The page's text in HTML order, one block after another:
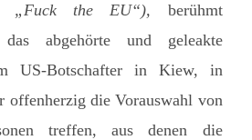
„Fuck the EU“), berühmt
abgehörte und geleakte
US-Botschafter in Kiew, in
offenherzig die Vorauswahl von
treffen, aus denen die